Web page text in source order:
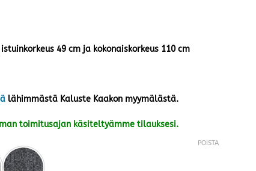
49 cm ja kokonaiskorkeus 110 cm
lähimmästä Kaluste Kaakon myymälästä.
toimitusajan käsiteltyämme tilauksesi.
POISTA